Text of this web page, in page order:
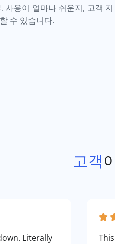
사용이 얼마나 쉬운지, 고객 지
수 있습니다.
고객
Literally